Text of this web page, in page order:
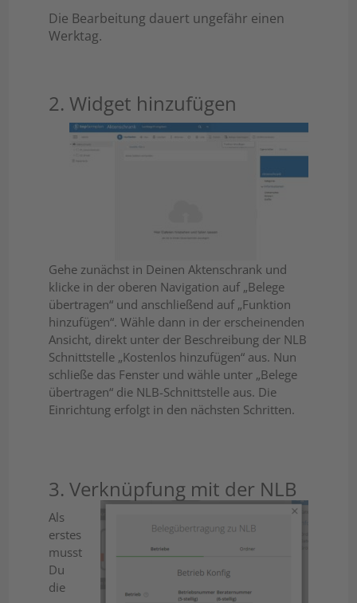
Die Bearbeitung dauert ungefähr einen
Werktag.
2. Widget hinzufügen
Gehe zunächst in Deinen Aktenschrank und
klicke in der oberen Navigation auf „Belege
übertragen“ und anschließend auf „Funktion
hinzufügen“. Wähle dann in der erscheinenden
Ansicht, direkt unter der Beschreibung der NLB
Schnittstelle „Kostenlos hinzufügen“ aus. Nun
schließe das Fenster und wähle unter „Belege
übertragen“ die NLB-Schnittstelle aus. Die
Einrichtung erfolgt in den nächsten Schritten.
3. Verknüpfung mit der NLB
Als
erstes
musst
Du
die